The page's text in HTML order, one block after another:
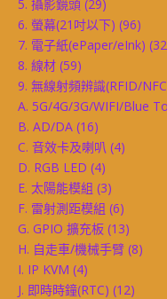
5. 攝影鏡頭 (29)
6. 螢幕(21吋以下) (96)
7. 電子紙(ePaper/eInk)
8. 線材 (59)
9. 無線射頻辨識(RFID/
A. 5G/4G/3G/WIFI/Blue
B. AD/DA (16)
C. 音效卡及喇叭 (4)
D. RGB LED (4)
E. 太陽能模組 (3)
F. 雷射測距模組 (6)
G. GPIO 擴充板 (13)
H. 自走車/機械手臂 (8)
I. IP KVM (4)
J. 即時時鐘(RTC) (12)